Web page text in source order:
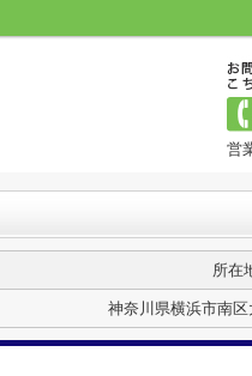
営
所在
神奈川県横浜市南区